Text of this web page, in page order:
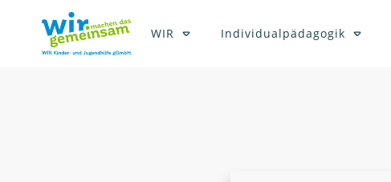
WIR Individualpädagogik